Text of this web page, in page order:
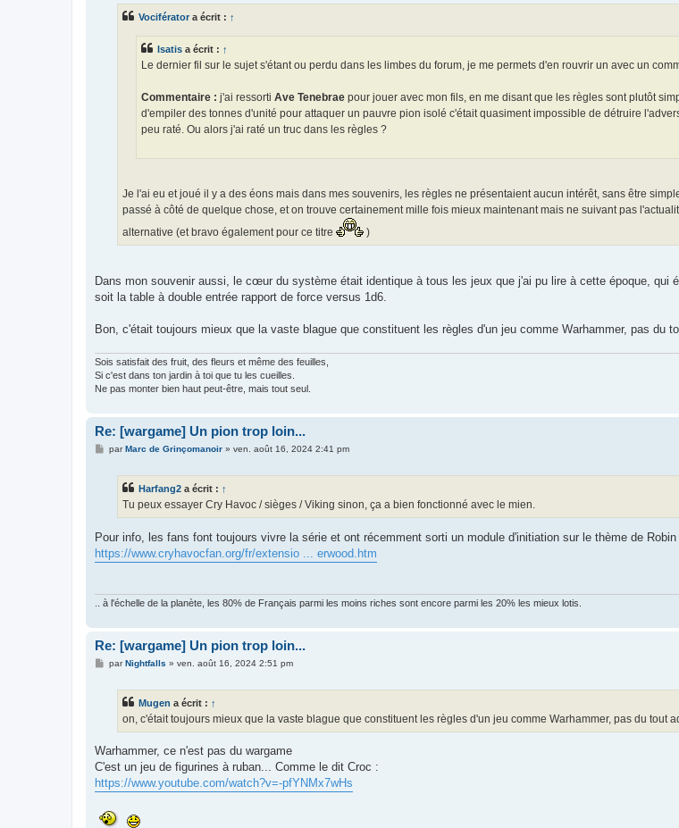
Vociférator a écrit : ↑
Isatis a écrit : ↑
Le dernier fil sur le sujet s'étant ou perdu dans les limbes du forum, je me permets d'en rouvrir un avec un
Commentaire : j'ai ressorti Ave Tenebrae pour jouer avec mon fils, en me disant que les règles sont plutôt
d'empiler des tonnes d'unité pour attaquer un pauvre pion isolé c'était quasiment impossible de détruire
peu raté. Ou alors j'ai raté un truc dans les règles ?
Je l'ai eu et joué il y a des éons mais dans mes souvenirs, les règles ne présentaient aucun intérêt, sans être
passé à côté de quelque chose, et on trouve certainement mille fois mieux maintenant mais ne suivant pas
alternative (et bravo également pour ce titre
)
Dans mon souvenir aussi, le cœur du système était identique à tous les jeux que j'ai pu lire à cette époque, qui
soit la table à double entrée rapport de force versus 1d6.
Bon, c'était toujours mieux que la vaste blague que constituent les règles d'un jeu comme Warhammer, pas du
Sois satisfait des fruit, des fleurs et même des feuilles,
Si c'est dans ton jardin à toi que tu les cueilles.
Ne pas monter bien haut peut-être, mais tout seul.
Re: [wargame] Un pion trop loin...
MparMarc de Grinçomanoir» ven. août 16, 2024 2:41 pm
Harfang2 a écrit : ↑
Tu peux essayer Cry Havoc / sièges / Viking sinon, ça a bien fonctionné avec le mien.
Pour info, les fans font toujours vivre la série et ont récemment sorti un module d'initiation sur le thème de
https://www.cryhavocfan.org/fr/extensio ... erwood.htm
.. à l'échelle de la planète, les 80% de Français parmi les moins riches sont encore parmi les 20% les mieux lotis.
Re: [wargame] Un pion trop loin...
MparNightfalls » ven. août 16, 2024 2:51 pm
Mugen a écrit : ↑
on, c'était toujours mieux que la vaste blague que constituent les règles d'un jeu comme Warhammer, pas du tout
Warhammer, ce n'est pas du wargame
C'est un jeu de figurines à ruban... Comme le dit Croc :
https://www.youtube.com/watch?v=-pfYNMx7wHs